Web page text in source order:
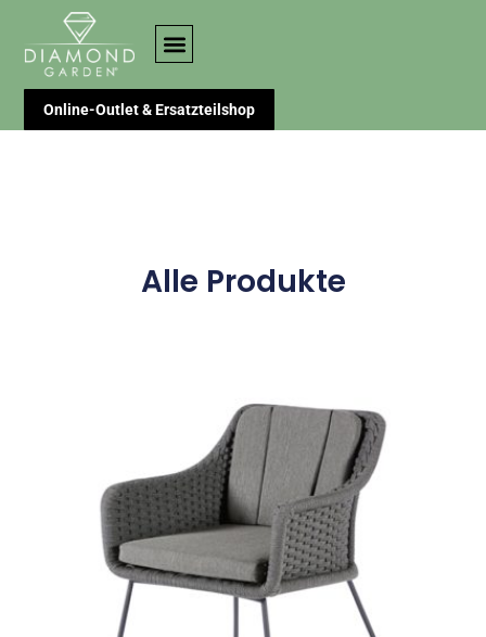
Online-Outlet & Ersatzteilshop
Alle Produkte